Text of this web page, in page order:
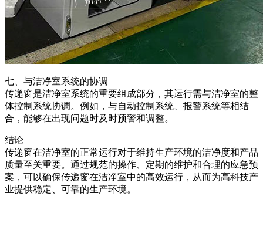
七、与洁净室系统的协调
传递窗是洁净室系统的重要组成部分，其运行需与洁净室的整
体控制系统协调。例如，与自动控制系统、报警系统等相结
合，能够在出现问题时及时预警和调整。
结论
传递窗在洁净室的正常运行对于维持生产环境的洁净度和产品
质量至关重要。通过规范的操作、定期的维护和合理的应急预
案，可以确保传递窗在洁净室中的高效运行，从而为高科技产
业提供稳定、可靠的生产环境。